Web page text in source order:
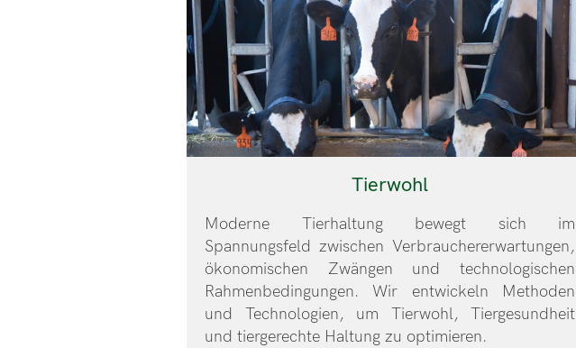
Tierwohl
Moderne Tierhaltung bewegt sich im
Spannungsfeld zwischen Verbrauchererwartungen,
ökonomischen Zwängen und technologischen
Rahmenbedingungen. Wir entwickeln Methoden
und Technologien, um Tierwohl, Tiergesundheit
und tiergerechte Haltung zu optimieren.